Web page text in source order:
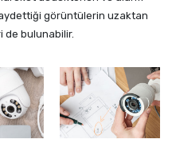
görüntülerin uzaktan
de bulunabilir.